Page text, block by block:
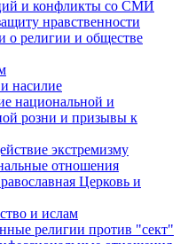
и конфликты со СМИ
нравственности
о религии и обществе
насилие
национальной и
розни и призывы к
экстремизму
отношения
Церковь и
и ислам
религии против "сект"